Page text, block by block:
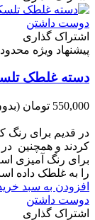
دوست داشتن
اشتراک گذاری
پیشنهاد ویژه محدود
دسته غلطک
550,000 تومان
در قدیم برای رنگ
کردند و همچنین در
برای رنگ آمیزی
را به غلطک داده
افزودن به سبد
دوست داشتن
اشتراک گذاری